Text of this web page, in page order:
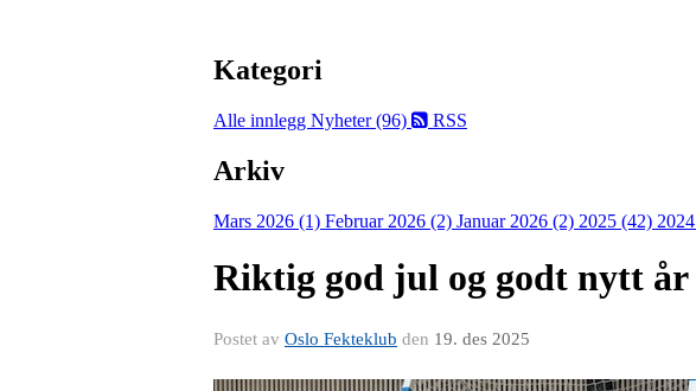
Kategori
Alle innlegg Nyheter (96) RSS
Arkiv
Mars 2026 (1) Februar 2026 (2) Januar 2026 (2) 2025 (42)
Riktig god jul og godt nytt år
Postet av Oslo Fekteklub den 19. des 2025